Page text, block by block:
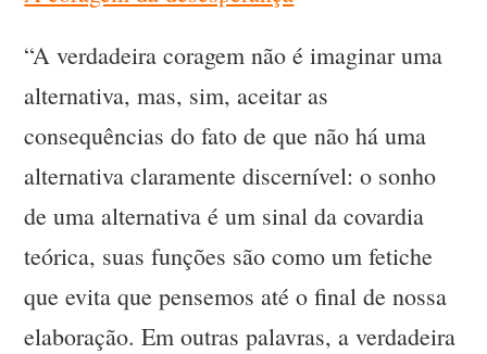
“A verdadeira coragem não é imaginar uma
alternativa, mas, sim, aceitar as
consequências do fato de que não há uma
alternativa claramente discernível: o sonho
de uma alternativa é um sinal da covardia
teórica, suas funções são como um fetiche
que evita que pensemos até o final de nossa
elaboração. Em outras palavras, a verdadeira